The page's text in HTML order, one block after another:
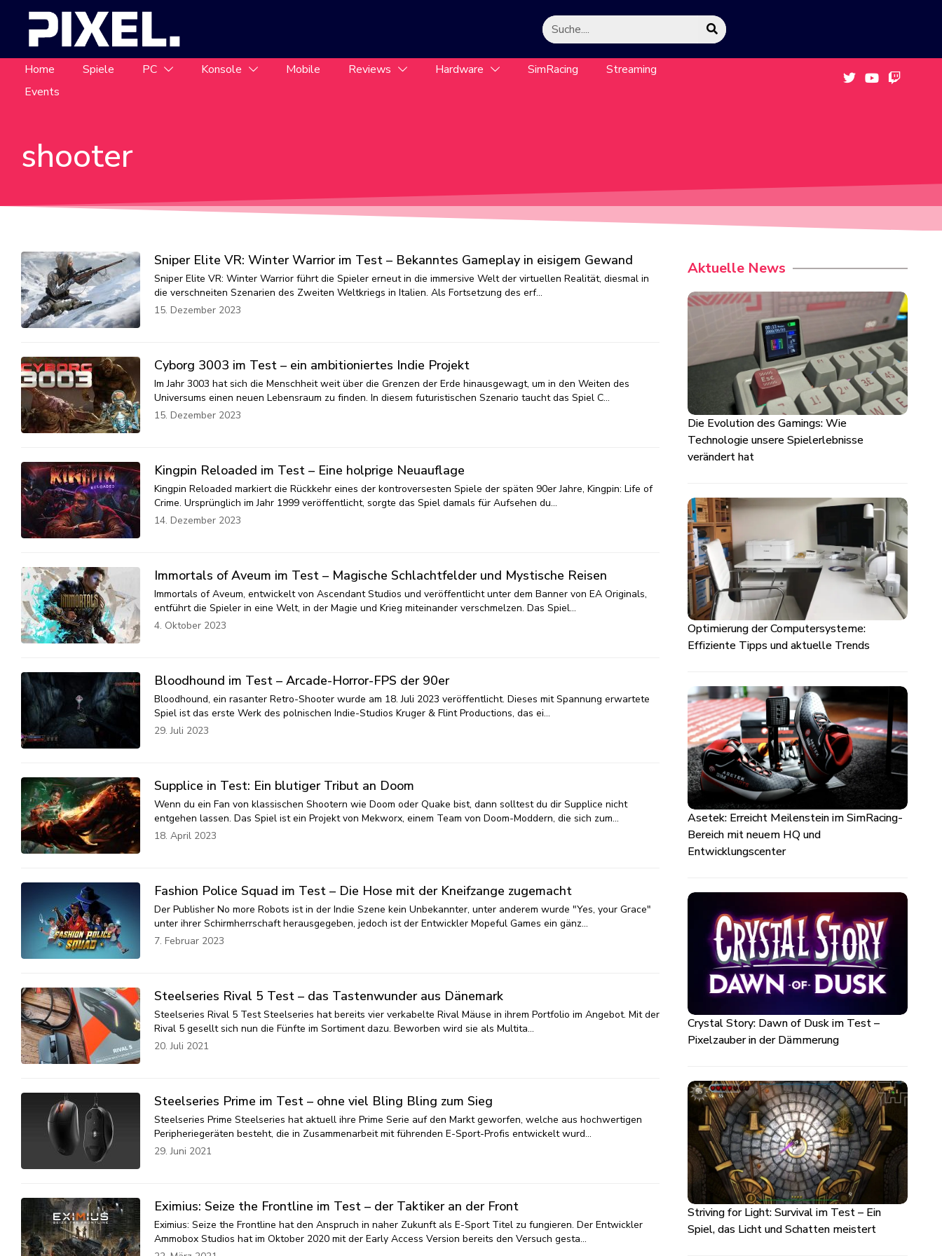
Home Spiele PC Konsole Mobile Reviews Hardware SimRacing
Streaming
Events
shooter
Sniper Elite VR: Winter Warrior im Test – Bekanntes Gameplay in eisigem Gewand
Sniper Elite VR: Winter Warrior führt die Spieler erneut in die immersive Welt der virtuellen Realität, diesmal in
die verschneiten Szenarien des Zweiten Weltkriegs in Italien. Als Fortsetzung des erf…
15. Dezember 2023
Cyborg 3003 im Test – ein ambitioniertes Indie Projekt
Im Jahr 3003 hat sich die Menschheit weit über die Grenzen der Erde hinausgewagt, um in den Weiten des
Universums einen neuen Lebensraum zu finden. In diesem futuristischen Szenario taucht das Spiel C…
15. Dezember 2023
Kingpin Reloaded im Test – Eine holprige Neuauflage
Kingpin Reloaded markiert die Rückkehr eines der kontroversesten Spiele der späten 90er Jahre, Kingpin: Life of
Crime. Ursprünglich im Jahr 1999 veröffentlicht, sorgte das Spiel damals für Aufsehen du…
14. Dezember 2023
Immortals of Aveum im Test – Magische Schlachtfelder und Mystische Reisen
Immortals of Aveum, entwickelt von Ascendant Studios und veröffentlicht unter dem Banner von EA Originals,
entführt die Spieler in eine Welt, in der Magie und Krieg miteinander verschmelzen. Das Spiel…
4. Oktober 2023
Bloodhound im Test – Arcade-Horror-FPS der 90er
Bloodhound, ein rasanter Retro-Shooter wurde am 18. Juli 2023 veröffentlicht. Dieses mit Spannung erwartete
Spiel ist das erste Werk des polnischen Indie-Studios Kruger & Flint Productions, das ei…
29. Juli 2023
Supplice in Test: Ein blutiger Tribut an Doom
Wenn du ein Fan von klassischen Shootern wie Doom oder Quake bist, dann solltest du dir Supplice nicht
entgehen lassen. Das Spiel ist ein Projekt von Mekworx, einem Team von Doom-Moddern, die sich zum…
18. April 2023
Fashion Police Squad im Test – Die Hose mit der Kneifzange zugemacht
Der Publisher No more Robots ist in der Indie Szene kein Unbekannter, unter anderem wurde "Yes, your Grace"
unter ihrer Schirmherrschaft herausgegeben, jedoch ist der Entwickler Mopeful Games ein gänz…
7. Februar 2023
Steelseries Rival 5 Test – das Tastenwunder aus Dänemark
Steelseries Rival 5 Test Steelseries hat bereits vier verkabelte Rival Mäuse in ihrem Portfolio im Angebot. Mit der
Rival 5 gesellt sich nun die Fünfte im Sortiment dazu. Beworben wird sie als Multita…
20. Juli 2021
Steelseries Prime im Test – ohne viel Bling Bling zum Sieg
Steelseries Prime Steelseries hat aktuell ihre Prime Serie auf den Markt geworfen, welche aus hochwertigen
Peripheriegeräten besteht, die in Zusammenarbeit mit führenden E-Sport-Profis entwickelt wurd…
29. Juni 2021
Eximius: Seize the Frontline im Test – der Taktiker an der Front
Eximius: Seize the Frontline hat den Anspruch in naher Zukunft als E-Sport Titel zu fungieren. Der Entwickler
Ammobox Studios hat im Oktober 2020 mit der Early Access Version bereits den Versuch gesta…
Aktuelle News
Die Evolution des Gamings: Wie
Technologie unsere Spielerlebnisse
verändert hat
Optimierung der Computersysteme:
Effiziente Tipps und aktuelle Trends
Asetek: Erreicht Meilenstein im SimRacing-
Bereich mit neuem HQ und
Entwicklungscenter
Crystal Story: Dawn of Dusk im Test –
Pixelzauber in der Dämmerung
Striving for Light: Survival im Test – Ein
Spiel, das Licht und Schatten meistert